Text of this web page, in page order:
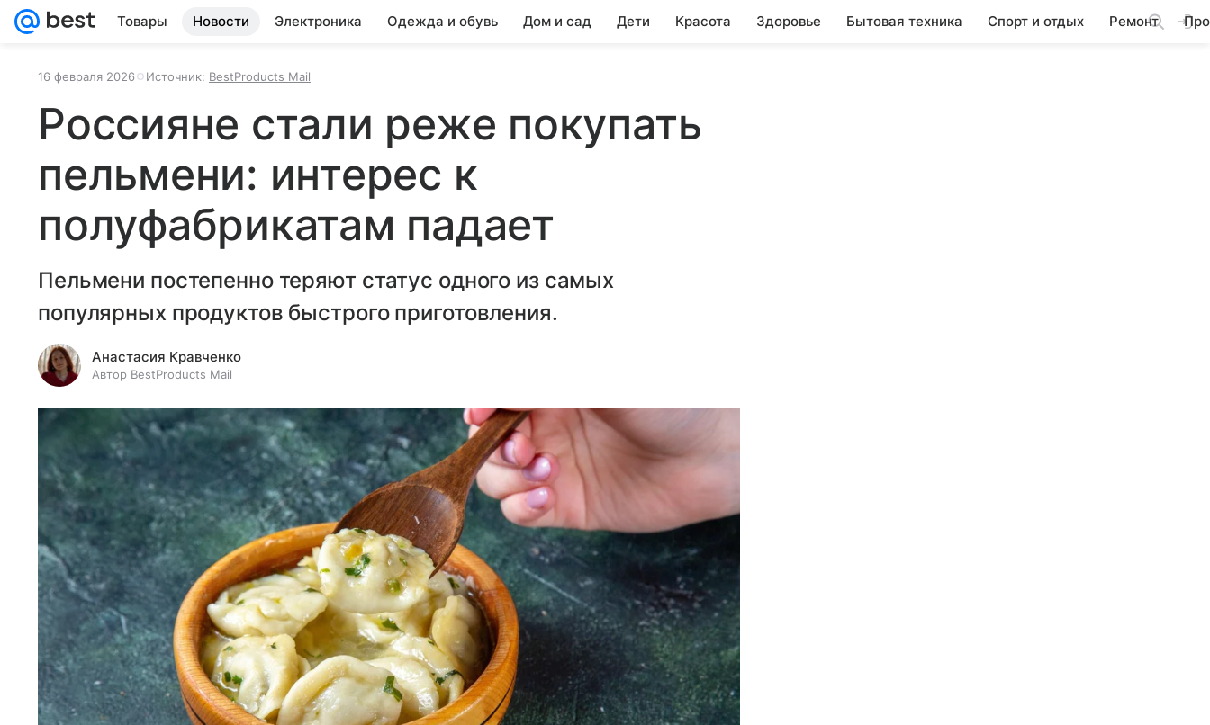
Товары Новости Электроника Одежда и обувь Дом и сад Дети Красота Здоровье Бытовая техника Спорт и отдых Ремонт
16 февраля 2026 Источник: BestProducts Mail
Россияне стали реже покупать
пельмени: интерес к
полуфабрикатам падает
Пельмени постепенно теряют статус одного из самых
популярных продуктов быстрого приготовления.
Анастасия Кравченко
Автор BestProducts Mail